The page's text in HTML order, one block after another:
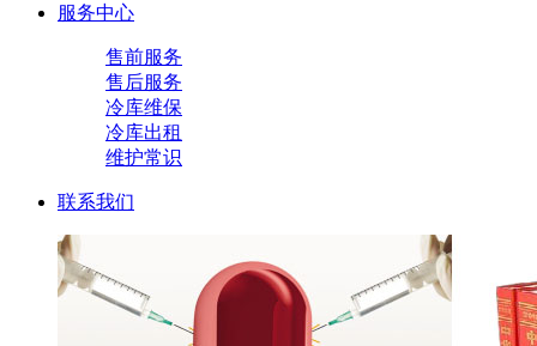
服务中心
售前服务
售后服务
冷库维保
冷库出租
维护常识
联系我们